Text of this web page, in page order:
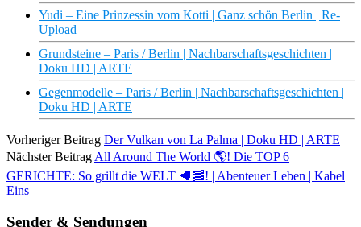
Yudi – Eine Prinzessin vom Kotti | Ganz schön Berlin | Re-
Upload
Grundsteine – Paris / Berlin | Nachbarschaftsgeschichten |
Doku HD | ARTE
Gegenmodelle – Paris / Berlin | Nachbarschaftsgeschichten |
Doku HD | ARTE
Vorheriger Beitrag Der Vulkan von La Palma | Doku HD | ARTE
Nächster Beitrag All Around The World 🌎​! Die TOP 6
GERICHTE: So grillt die WELT 🥩​🥓​! | Abenteuer Leben | Kabel
Eins
Sender & Sendungen